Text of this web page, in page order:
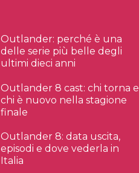
Outlander: perché è una
delle serie più belle degli
ultimi dieci anni
Outlander 8 cast: chi torna e
chi è nuovo nella stagione
finale
Outlander 8: data uscita,
episodi e dove vederla in
Italia